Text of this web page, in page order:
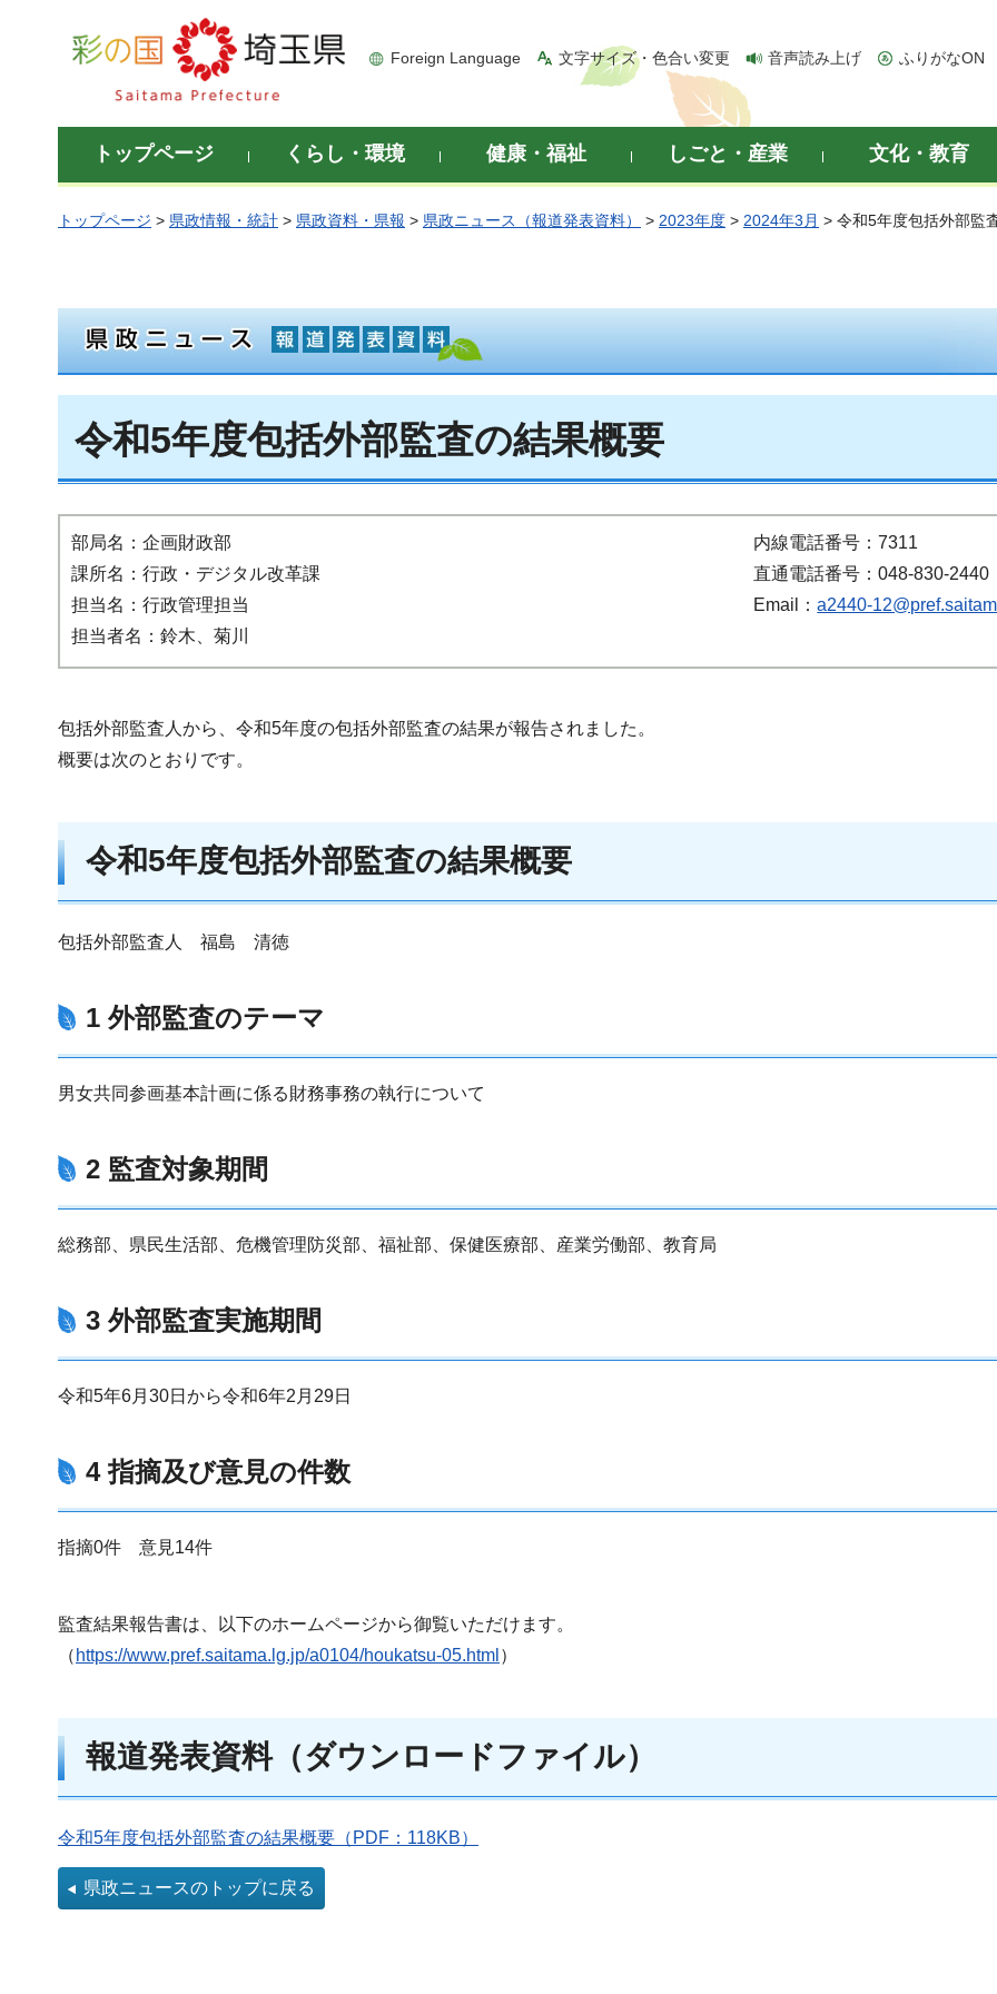
彩の国 埼玉県
Foreign Language 文字サイズ・色合い変更 音声読み上げ ふりがなON
トップページ くらし・環境 健康・福祉 しごと・産業 文化・教育
トップページ > 県政情報・統計 > 県政資料・県報 > 県政ニュース（報道発表資料） > 2023年度 > 2024年3月 > 令和5年度包括外部監
令和5年度包括外部監査の結果概要
部局名：企画財政部
課所名：行政・デジタル改革課
担当名：行政管理担当
担当者名：鈴木、菊川
内線電話番号：7311
直通電話番号：048-830-2440
Email：a2440-
包括外部監査人から、令和5年度の包括外部監査の結果が報告されました。
概要は次のとおりです。
令和5年度包括外部監査の結果概要
包括外部監査人 福島 清徳
1 外部監査のテーマ
男女共同参画基本計画に係る財務事務の執行について
2 監査対象期間
総務部、県民生活部、危機管理防災部、福祉部、保健医療部、産業労働部、教育局
3 外部監査実施期間
令和5年6月30日から令和6年2月29日
4 指摘及び意見の件数
指摘0件 意見14件
監査結果報告書は、以下のホームページから御覧いただけます。
（ https://www.pref.saitama.lg.jp/a0104/houkatsu-05.html ）
報道発表資料（ダウンロードファイル）
令和5年度包括外部監査の結果概要（PDF：118KB）
県政ニュースのトップに戻る